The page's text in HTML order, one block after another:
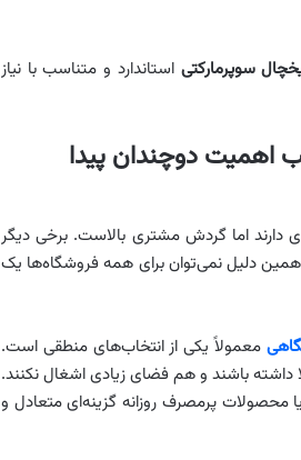
سوپرمارکتی استاندارد و متناسب با نیاز
اهمیت دوچندان پیدا
اما گردش مشتری بالاست. برخی دیگر
همین دلیل نمی‌توان برای همه فروشگاه‌ها یک
معمولاً یکی از انتخاب‌های منطقی است.
باشند و هم فضای زیادی اشغال نکنند.
محصولات پرمصرف روزانه گزینه‌ای متعادل و